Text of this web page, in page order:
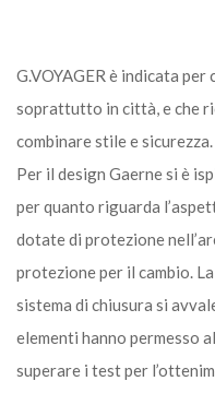
G.VOYAGER è indicata
soprattutto in città, e che
combinare stile e sicurezza.
Per il design Gaerne si è
per quanto riguarda
dotate di protezione
protezione per il cambio.
sistema di chiusura si
elementi hanno permesso
superare i test per